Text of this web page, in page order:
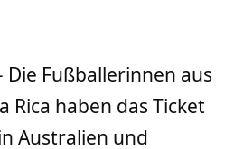
Die Fußballerinnen aus
Rica haben das Ticket
Australien und